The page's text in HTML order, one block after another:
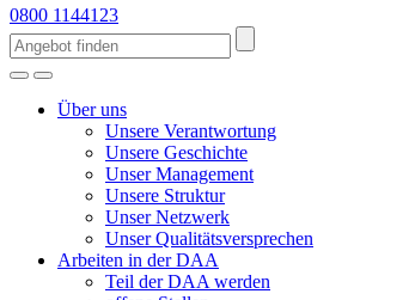
0800 1144123
Über uns
Unsere Verantwortung
Unsere Geschichte
Unser Management
Unsere Struktur
Unser Netzwerk
Unser Qualitätsversprechen
Arbeiten in der DAA
Teil der DAA werden